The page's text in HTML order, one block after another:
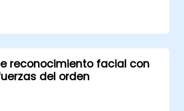
reconocimiento facial con
del orden